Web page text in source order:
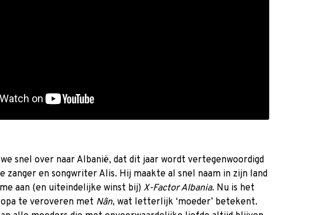
we snel over naar Albanië, dat dit jaar wordt vertegenwoordigd
zanger en songwriter Alis. Hij maakte al snel naam in zijn land
aan (en uiteindelijke winst bij) X-Factor Albania. Nu is het
te veroveren met Nân, wat letterlijk ‘moeder’ betekent.